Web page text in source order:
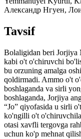
Александр Нгуен,
Tavsif
Bolaligidan beri Jorjiya
kabi o't o'chiruvchi
bu orzuning amalga
qoldirmadi. Ammo o't
boshlaganda va sirli
boshlaganda, Jorjiya
“Jo” qiyofasida u sirli
ko'ngilli o't
otasi xavfli tergovga
uchun ko'p mehnat